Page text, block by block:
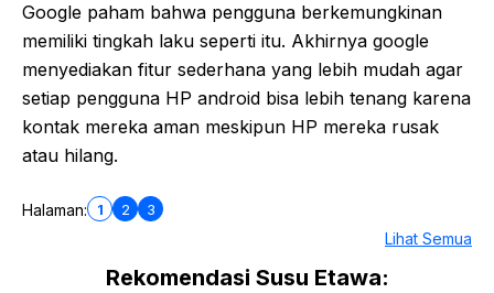
Google paham bahwa pengguna berkemungkinan
memiliki tingkah laku seperti itu. Akhirnya google
menyediakan fitur sederhana yang lebih mudah agar
setiap pengguna HP android bisa lebih tenang karena
kontak mereka aman meskipun HP mereka rusak
atau hilang.
Halaman: 1 2 3
Lihat Semua
Rekomendasi Susu Etawa: